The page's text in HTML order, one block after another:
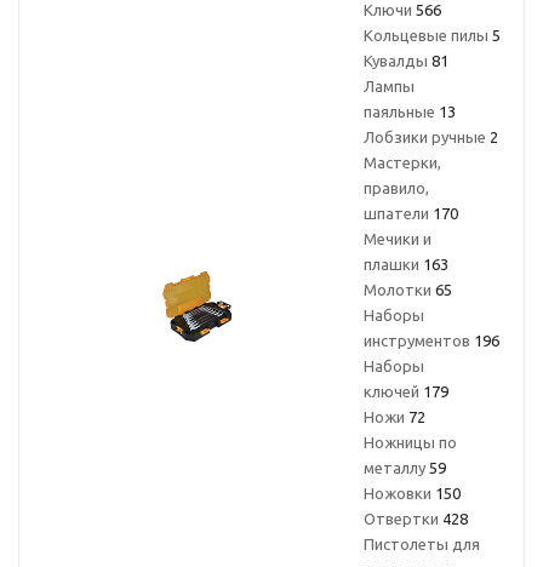
Ключи 566
Кольцевые пилы 5
Кувалды 81
Лампы
паяльные 13
Лобзики ручные 2
Мастерки,
правило,
шпатели 170
Мечики и
плашки 163
Молотки 65
Наборы
инструментов 196
Наборы
ключей 179
Ножи 72
Ножницы по
металлу 59
Ножовки 150
Отвертки 428
Пистолеты для